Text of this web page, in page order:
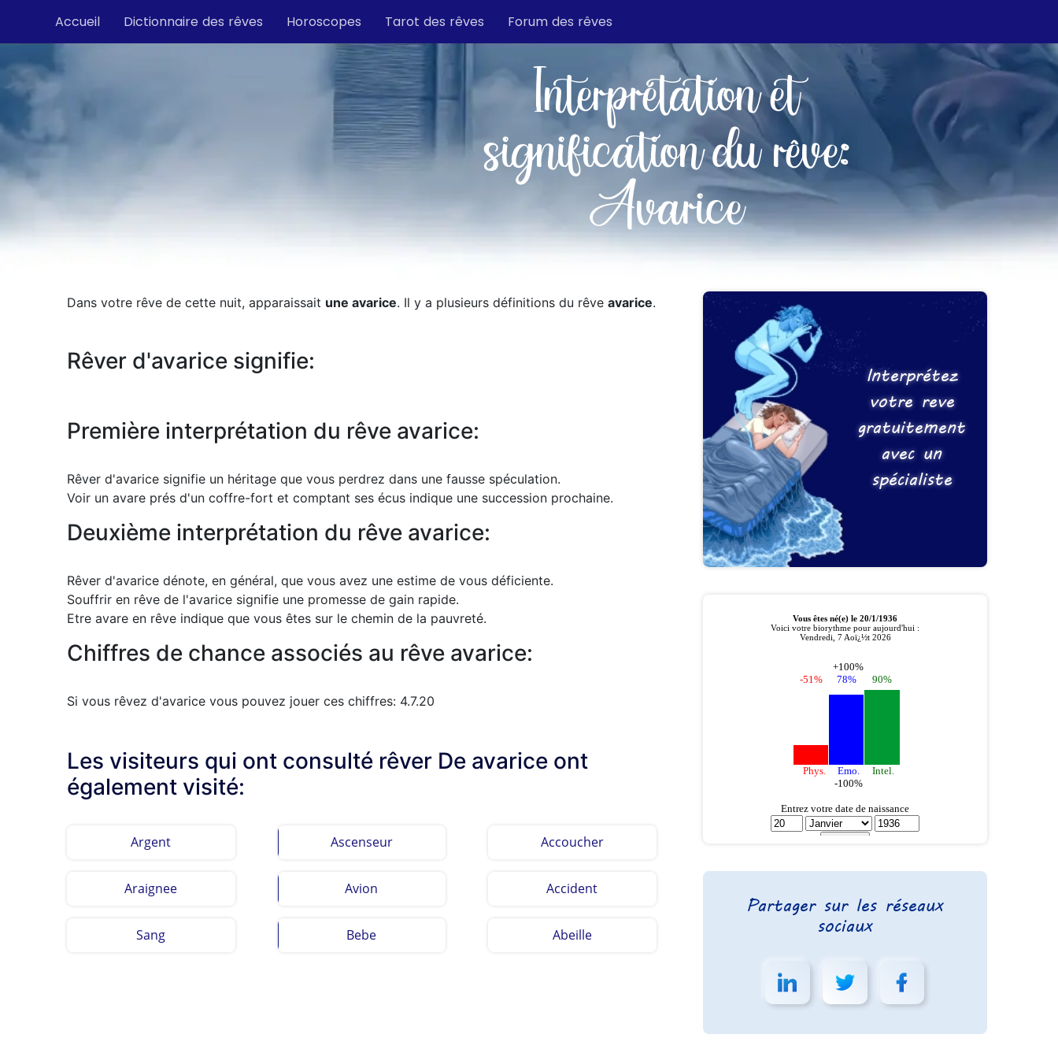
Accueil Dictionnaire des rêves Horoscopes Tarot des rêves Forum des rêves
Interprétation et
signification du rêve:
Avarice
Dans votre rêve de cette nuit, apparaissait une avarice. Il y a plusieurs définitions du rêve avarice.
Rêver d'avarice signifie:
Première interprétation du rêve avarice:
Rêver d'avarice signifie un héritage que vous perdrez dans une fausse spéculation.
Voir un avare prés d'un coffre-fort et comptant ses écus indique une succession prochaine.
Deuxième interprétation du rêve avarice:
Rêver d'avarice dénote, en général, que vous avez une estime de vous déficiente.
Souffrir en rêve de l'avarice signifie une promesse de gain rapide.
Etre avare en rêve indique que vous êtes sur le chemin de la pauvreté.
Chiffres de chance associés au rêve avarice:
Si vous rêvez d'avarice vous pouvez jouer ces chiffres: 4.7.20
Les visiteurs qui ont consulté rêver De avarice ont
également visité:
Argent Ascenseur Accoucher
Araignee Avion Accident
Sang Bebe Abeille
Interprétez
votre reve
gratuitement
avec un
spécialiste
Partager sur les réseaux
sociaux